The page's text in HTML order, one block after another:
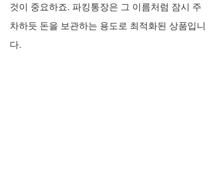
것이 중요하죠. 파킹통장은 그 이름처럼 잠시 주
차하듯 돈을 보관하는 용도로 최적화된 상품입니
다.